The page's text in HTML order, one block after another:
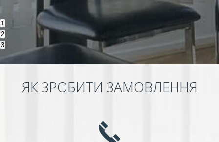
1
2
3
ЯК ЗРОБИТИ ЗАМОВЛЕННЯ